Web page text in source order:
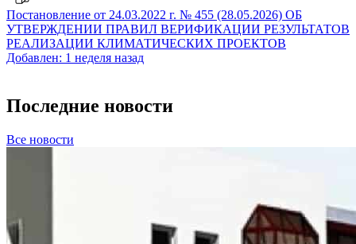
Постановление от 24.03.2022 г. № 455 (28.05.2026) ОБ
УТВЕРЖДЕНИИ ПРАВИЛ ВЕРИФИКАЦИИ РЕЗУЛЬТАТОВ
РЕАЛИЗАЦИИ КЛИМАТИЧЕСКИХ ПРОЕКТОВ
Добавлен: 1 неделя назад
Последние новости
Все новости